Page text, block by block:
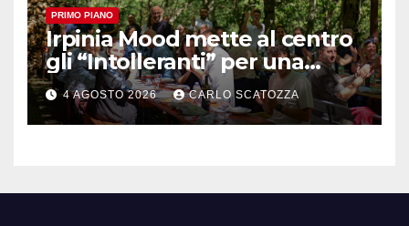
PRIMO PIANO
Irpinia Mood mette al centro
gli “Intolleranti” per una
rivoluzione sostenibile del
cibo
4 AGOSTO 2026 CARLO SCATOZZA